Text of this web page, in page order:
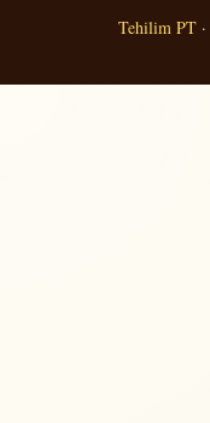
Tehilim PT·